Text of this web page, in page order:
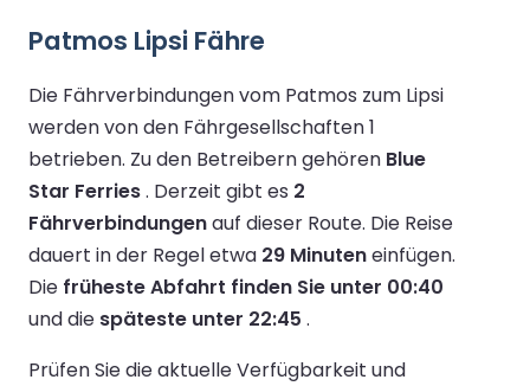
Patmos Lipsi Fähre
Die Fährverbindungen vom Patmos zum Lipsi
werden von den Fährgesellschaften 1
betrieben. Zu den Betreibern gehören Blue
Star Ferries. Derzeit gibt es 2
Fährverbindungenauf dieser Route. Die Reise
dauert in der Regel etwa 29 Minuteneinfügen.
Die früheste Abfahrt finden Sie unter 00:40
und die späteste unter 22:45 .
Prüfen Sie die aktuelle Verfügbarkeit und